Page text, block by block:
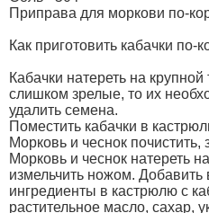
Приправа для моркови по-
Как приготовить кабачки по-
Кабачки натереть на
слишком зрелые, то их
удалить семена.
Поместить кабачки в
Морковь и чеснок почистить,
Морковь и чеснок натереть
измельчить ножом. Добавить
ингредиенты в кастрюлю с
растительное масло, сахар,